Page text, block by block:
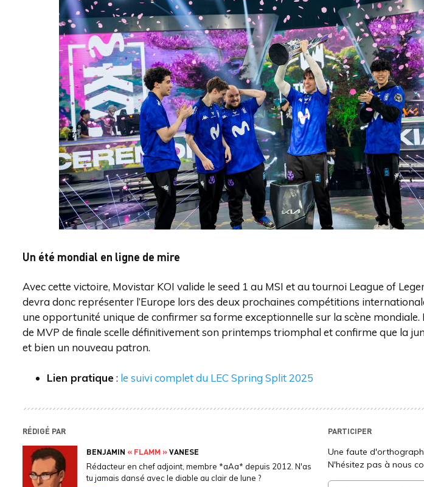
Un été mondial en ligne de mire
Avec cette victoire, Movistar KOI valide le seed 1 au MSI et au tournoi League of
devra donc représenter l’Europe lors des deux prochaines compétitions
une opportunité unique de confirmer sa forme exceptionnelle sur la scène mondiale.
de MVP de finale scelle définitivement son printemps triomphal et confirme que la
et bien un nouveau patron.
Lien pratique: le suivi complet du LEC Spring Split 2025
RÉDIGÉ PAR
BENJAMIN « FLAMM »VANESE
Rédacteur en chef adjoint, membre *aAa* depuis 2012. N'as
tu jamais dansé avec le diable au clair de lune ?
PARTICIPER
Une faute
N'hésitez pas à nous